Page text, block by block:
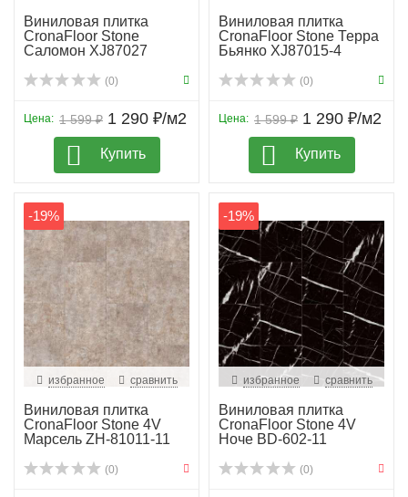
Виниловая плитка
CronaFloor Stone
Саломон XJ87027
(0)
1 599 ₽
Цена: 1 290 ₽/м2
Купить
Виниловая плитка
CronaFloor Stone Терра
Бьянко XJ87015-4
(0)
1 599 ₽
Цена: 1 290 ₽/м2
Купить
-19%
избранное сравнить
Виниловая плитка
CronaFloor Stone 4V
Марсель ZH-81011-11
(0)
-19%
избранное сравнить
Виниловая плитка
CronaFloor Stone 4V
Ноче BD-602-11
(0)